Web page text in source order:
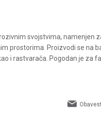
svojstvima, namenjen
prostorima. Proizvodi se na
i rastvarača. Pogodan je za